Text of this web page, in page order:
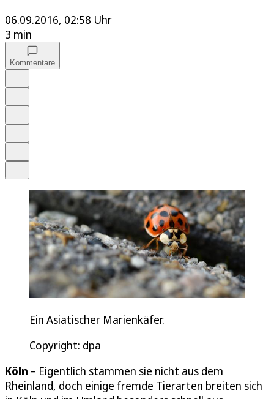
06.09.2016, 02:58 Uhr
3 min
Kommentare
Ein Asiatischer Marienkäfer.
Copyright: dpa
Köln – Eigentlich stammen sie nicht aus dem
Rheinland, doch einige fremde Tierarten breiten sich